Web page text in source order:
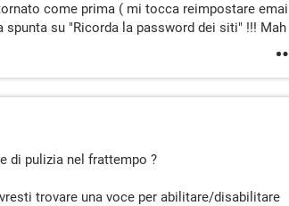
come prima ( mi tocca reimpostare email
su "Ricorda la password dei siti" !!! Mah
di pulizia nel frattempo ?
trovare una voce per abilitare/disabilitare